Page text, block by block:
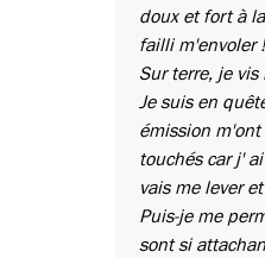
doux et fort à
failli m'envoler
Sur terre, je
Je suis en
émission m'ont
touchés car j'
vais me lever
Puis-je me
sont si